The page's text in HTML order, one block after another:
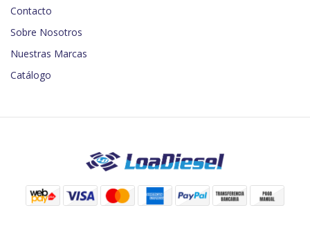
Contacto
Sobre Nosotros
Nuestras Marcas
Catálogo